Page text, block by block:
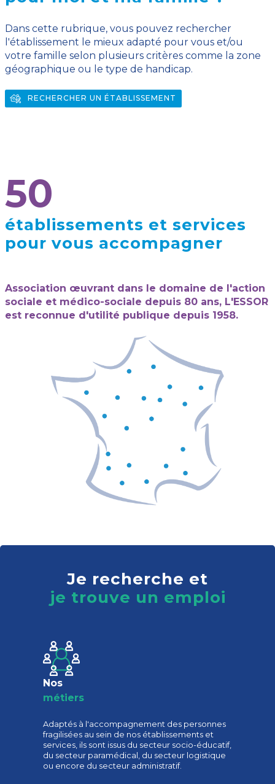
Dans cette rubrique, vous pouvez rechercher
l'établissement le mieux adapté pour vous et/ou
votre famille selon plusieurs critères comme la zone
géographique ou le type de handicap.
RECHERCHER UN ÉTABLISSEMENT
50
établissements et services
pour vous accompagner
Association œuvrant dans le domaine de l'action
sociale et médico-sociale depuis 80 ans, L'ESSOR
est reconnue d'utilité publique depuis 1958.
Je recherche et
je trouve un emploi
Nos
métiers
Adaptés à l'accompagnement des personnes
fragilisées au sein de nos établissements et
services, ils sont issus du secteur socio-éducatif,
du secteur paramédical, du secteur logistique
ou encore du secteur administratif.